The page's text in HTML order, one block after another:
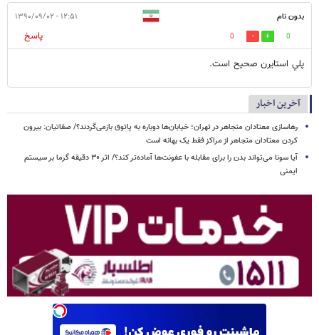
بدون نام ۱۲:۵۱ - ۱۳۹۰/۰۹/۰۲
0
0
پاسخ
پلي استايرن صحيح است.
آخرین اخبار
رهاسازی معتادان متجاهر در تهران؛ خیابان‌ها دوباره به پاتوق بازمی‌گردند؟/ صفاتیان: بیرون
کردن معتادان متجاهر از مراکز فقط یک بهانه است
آیا سونا می‌تواند بدن را برای مقابله با عفونت‌ها آماده‌تر کند؟/ اثر ۳۰ دقیقه گرما بر سیستم
ایمنی